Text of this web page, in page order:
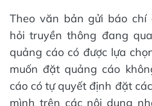
Theo văn bản gửi báo chí
hỏi truyền thông đang
quảng cáo có được lựa
muốn đặt quảng cáo
cáo có tự quyết định đặt
mình trên các nội dung